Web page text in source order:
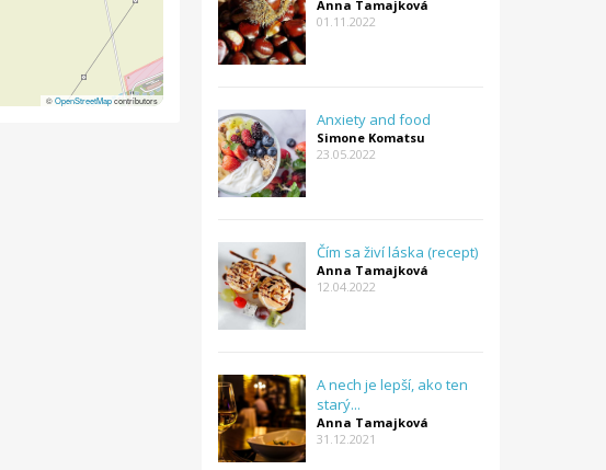
©OpenStreetMapcontributors
Anna Tamajková
01.11.2022
Anxiety and food
Simone Komatsu
23.05.2022
Čím sa živí láska (recept)
Anna Tamajková
12.04.2022
A nech je lepší, ako ten
starý...
Anna Tamajková
31.12.2021